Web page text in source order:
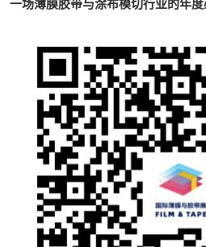
一场薄膜胶带与涂布模切行业的年度